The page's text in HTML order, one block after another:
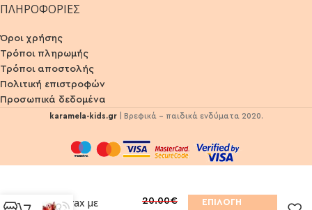
ΠΛΗΡΟΦΟΡΙΕΣ
Όροι χρήσης
Τρόποι πληρωμής
Τρόποι αποστολής
Πολιτική επιστροφών
Προσωπικά δεδομένα
karamela-kids.gr | Βρεφικά - παιδικά ενδύματα 2020.
Σετ Trax με
20.00€ ΕΠΙΛΟΓΉ